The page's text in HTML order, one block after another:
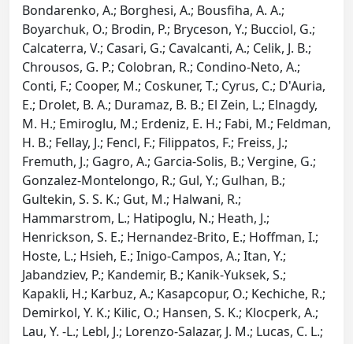
Bondarenko, A.; Borghesi, A.; Bousfiha, A. A.;
Boyarchuk, O.; Brodin, P.; Bryceson, Y.; Bucciol, G.;
Calcaterra, V.; Casari, G.; Cavalcanti, A.; Celik, J. B.;
Chrousos, G. P.; Colobran, R.; Condino-Neto, A.;
Conti, F.; Cooper, M.; Coskuner, T.; Cyrus, C.; D'Auria,
E.; Drolet, B. A.; Duramaz, B. B.; El Zein, L.; Elnagdy,
M. H.; Emiroglu, M.; Erdeniz, E. H.; Fabi, M.; Feldman,
H. B.; Fellay, J.; Fencl, F.; Filippatos, F.; Freiss, J.;
Fremuth, J.; Gagro, A.; Garcia-Solis, B.; Vergine, G.;
Gonzalez-Montelongo, R.; Gul, Y.; Gulhan, B.;
Gultekin, S. S. K.; Gut, M.; Halwani, R.;
Hammarstrom, L.; Hatipoglu, N.; Heath, J.;
Henrickson, S. E.; Hernandez-Brito, E.; Hoffman, I.;
Hoste, L.; Hsieh, E.; Inigo-Campos, A.; Itan, Y.;
Jabandziev, P.; Kandemir, B.; Kanik-Yuksek, S.;
Kapakli, H.; Karbuz, A.; Kasapcopur, O.; Kechiche, R.;
Demirkol, Y. K.; Kilic, O.; Hansen, S. K.; Klocperk, A.;
Lau, Y. -L.; Lebl, J.; Lorenzo-Salazar, J. M.; Lucas, C. L.;